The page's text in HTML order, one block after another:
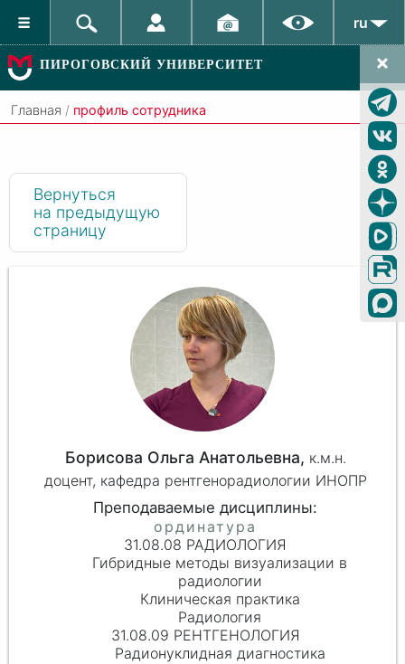
ru
ПИРОГОВСКИЙ УНИВЕРСИТЕТ
Главная / профиль сотрудника
Вернуться
на предыдущую
страницу
Борисова Ольга Анатольевна, к.м.н.
доцент, кафедра рентгенорадиологии ИНОПР
31.08.08 РАДИОЛОГИЯ
Гибридные методы визуализации в
радиологии
Клиническая практика
Радиология
31.08.09 РЕНТГЕНОЛОГИЯ
Радионуклидная диагностика